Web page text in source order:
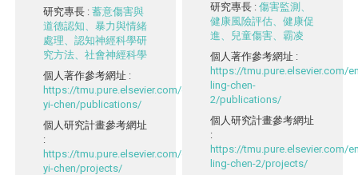
研究專長 :蓄意傷害與
道德認知、暴力與情緒
處理、認知神經科學研
究方法、社會神經科學
個人著作參考網址 :
https://tmu.pure.elsevier.com/en/persons/cheng-
yi-chen/publications/
個人研究計畫參考網址
:
https://tmu.pure.elsevier.com/en/persons/cheng-
yi-chen/projects/
研究專長 :傷害監測、
健康風險評估、健康促
進、兒童傷害、霸凌
個人著作參考網址 :
https://tmu.pure.elsevier.com/
ling-chen-
2/publications/
個人研究計畫參考網址
:
https://tmu.pure.elsevier.com/
ling-chen-2/projects/